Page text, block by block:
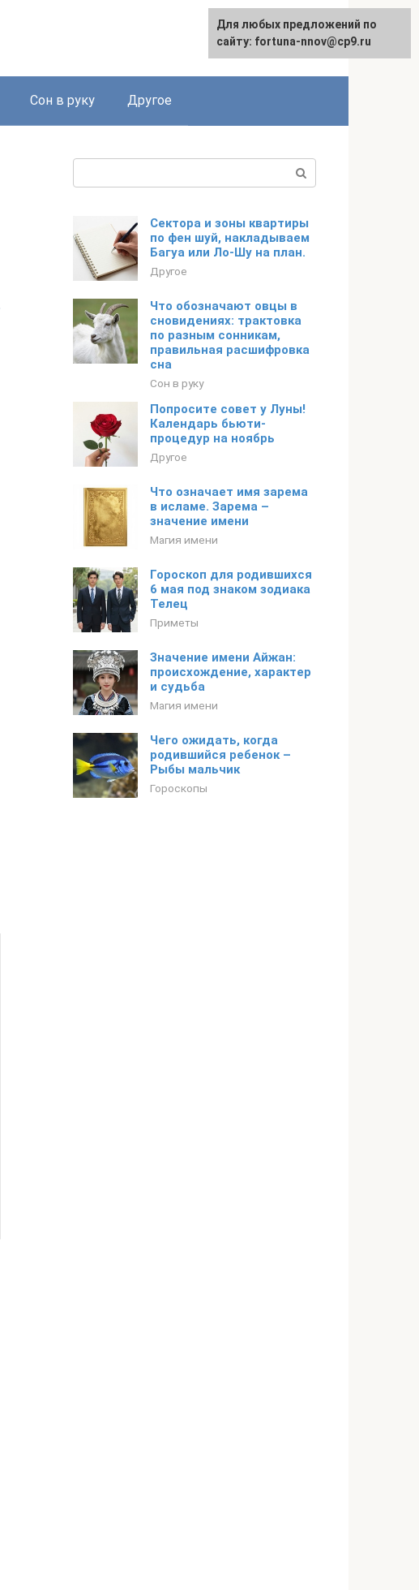
Сон в руку Другое
Сектора и зоны квартиры
по фен шуй, накладываем
Багуа или Ло-Шу на план.
Другое
Что обозначают овцы в
сновидениях: трактовка
по разным сонникам,
правильная расшифровка
сна
Сон в руку
Попросите совет у Луны!
Календарь бьюти-
процедур на ноябрь
Другое
Что означает имя зарема
в исламе. Зарема –
значение имени
Магия имени
Гороскоп для родившихся
6 мая под знаком зодиака
Телец
Приметы
Значение имени Айжан:
происхождение, характер
и судьба
Магия имени
Чего ожидать, когда
родившийся ребенок –
Рыбы мальчик
Гороскопы
Для любых предложений по
сайту: fortuna-nnov@cp9.ru